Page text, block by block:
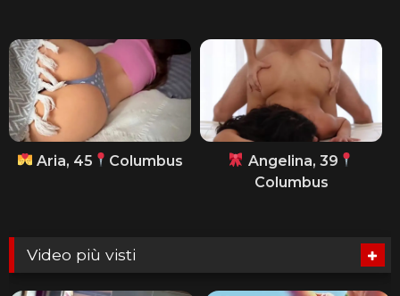
Aria, 45 Columbus
Angelina, 39
Columbus
Video più visti